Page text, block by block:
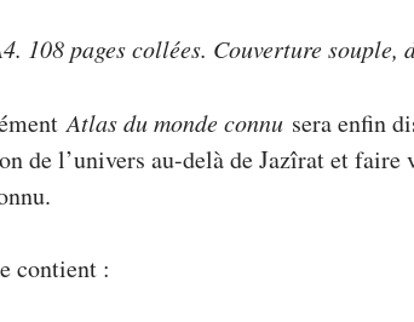
108 pages collées. Couverture souple,
Atlas du monde connu sera enfin
de l’univers au-delà de Jazîrat et faire
contient :